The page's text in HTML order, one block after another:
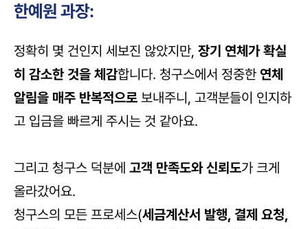
한예원 과장:
정확히 몇 건인지 세보진 않았지만, 장기 연체가 확실
히 감소한 것을 체감합니다. 청구스에서 정중한 연체
알림을 매주 반복적으로 보내주니, 고객분들이 인지하
고 입금을 빠르게 주시는 것 같아요.
그리고 청구스 덕분에 고객 만족도와 신뢰도가 크게
올라갔어요.
청구스의 모든 프로세스(세금계산서 발행, 결제 요청,